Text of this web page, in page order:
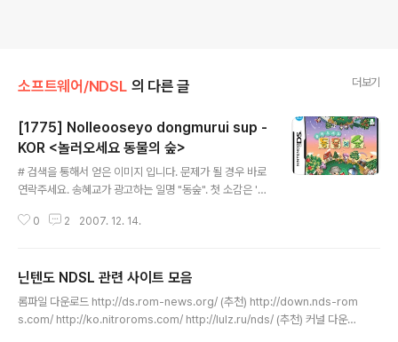
소프트웨어/NDSL 의 다른 글 더보기
[1775] Nolleooseyo dongmurui sup -
KOR <놀러오세요 동물의 숲>
# 검색을 통해서 얻은 이미지 입니다. 문제가 될 경우 바로
연락주세요. 송혜교가 광고하는 일명 "동숲". 첫 소감은 'M
게임이라는 것은 확실!! @장르 : 커뮤니케이션 @인원 : 1~
하지만, 말이 참 많은(?) 게임이라서 언어의 압박이 좀...^^
이제, 한글화가 되었으니 마음껏 즐기기만 하면 된다~!!!!
(로컬라이징이 정말 잘되어있다!!) 이 게임은 그냥 '동물의
0 2 2007. 12. 14.
닌텐도 NDSL 관련 사이트 모음
롬파일 다운로드 http://ds.rom-news.org/ (추천) http://down.nds-rom
s.com/ http://ko.nitroroms.com/ http://lulz.ru/nds/ (추천) 커널 다운로